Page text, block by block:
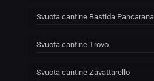
Svuota cantine Bastida Pancarana
Svuota cantine Trovo
Svuota cantine Zavattarello